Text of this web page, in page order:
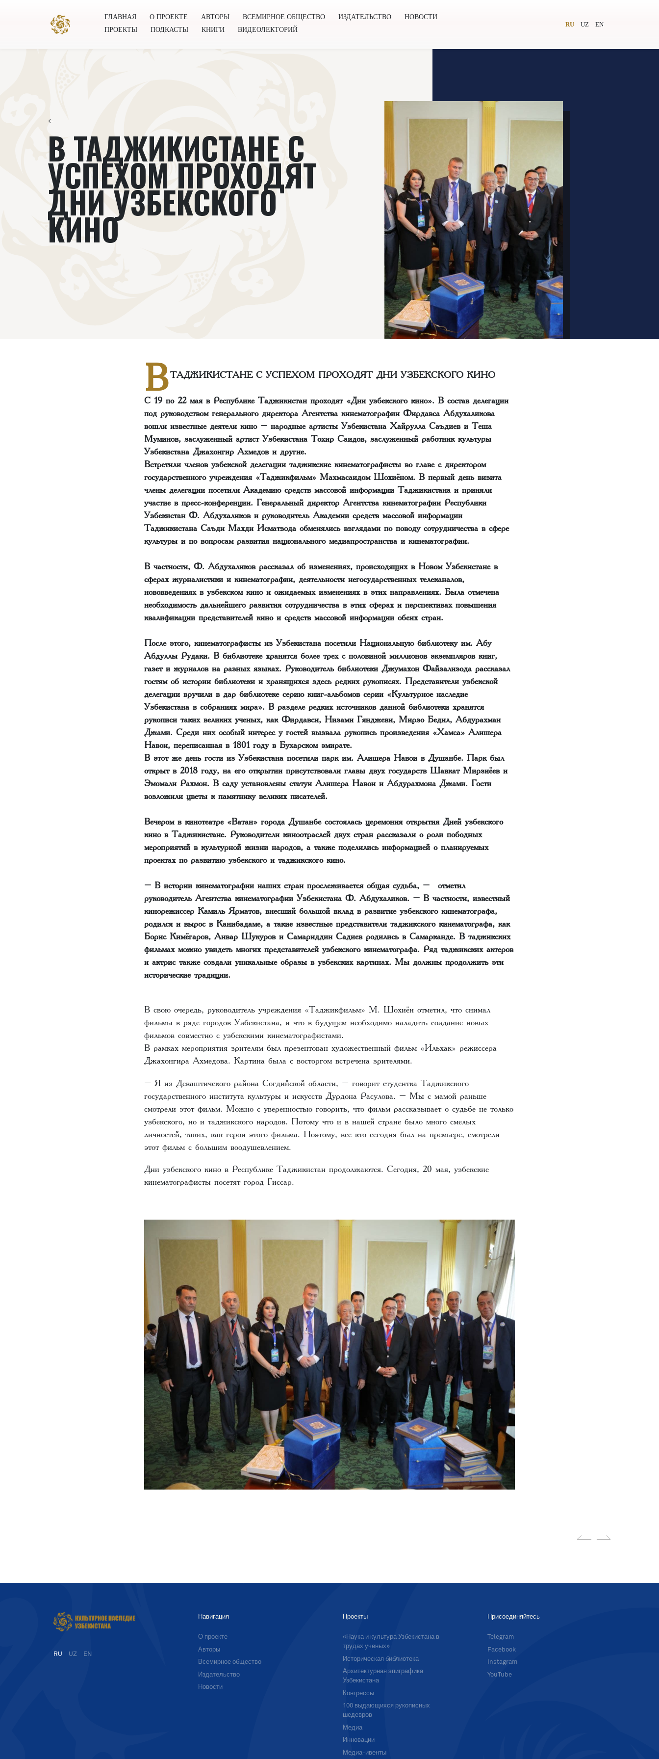
ГЛАВНАЯ О ПРОЕКТЕ АВТОРЫ ВСЕМИРНОЕ ОБЩЕСТВО ИЗДАТЕЛЬСТВО
НОВОСТИ
ПРОЕКТЫ
ПОДКАСТЫ КНИГИ ВИДЕОЛЕКТОРИЙ
RU UZ EN
←
В ТАДЖИКИСТАНЕ С
УСПЕХОМ ПРОХОДЯТ
ДНИ УЗБЕКСКОГО
КИНО
ВТАДЖИКИСТАНЕ С УСПЕХОМ ПРОХОДЯТ ДНИ УЗБЕКСКОГО КИНО
С 19 по 22 мая в Республике Таджикистан проходят «Дни узбекского кино». В состав делегации
под руководством генерального директора Агентства кинематографии Фирдавса Абдухаликова
вошли известные деятели кино – народные артисты Узбекистана Хайрулла Саъдиев и Теша
Муминов, заслуженный артист Узбекистана Тохир Саидов, заслуженный работник культуры
Узбекистана Джахонгир Ахмедов и другие.
Встретили членов узбекской делегации таджикские кинематографисты во главе с директором
государственного учреждения «Таджикфильм» Махмасаидом Шохиёном. В первый день визита
члены делегации посетили Академию средств массовой информации Таджикистана и приняли
участие в пресс-конференции. Генеральный директор Агентства кинематографии Республики
Узбекистан Ф. Абдухаликов и руководитель Академии средств массовой информации
Таджикистана Саъди Махди Исматзода обменялись взглядами по поводу сотрудничества в сфере
культуры и по вопросам развития национального медиапространства и кинематографии.
В частности, Ф. Абдухаликов рассказал об изменениях, происходящих в Новом Узбекистане в
сферах журналистики и кинематографии, деятельности негосударственных телеканалов,
нововведениях в узбекском кино и ожидаемых изменениях в этих направлениях. Была отмечена
необходимость дальнейшего развития сотрудничества в этих сферах и перспективах повышения
квалификации представителей кино и средств массовой информации обеих стран.
После этого, кинематографисты из Узбекистана посетили Национальную библиотеку им. Абу
Абдуллы Рудаки. В библиотеке хранятся более трех с половиной миллионов экземпляров книг,
газет и журналов на разных языках. Руководитель библиотеки Джумахон Файзализода рассказал
гостям об истории библиотеки и хранящихся здесь редких рукописях. Представители узбекской
делегации вручили в дар библиотеке серию книг-альбомов серии «Культурное наследие
Узбекистана в собраниях мира». В разделе редких источников данной библиотеки хранятся
рукописи таких великих ученых, как Фирдавси, Низами Гянджеви, Мирзо Бедил, Абдурахман
Джами. Среди них особый интерес у гостей вызвала рукопись произведения «Хамса» Алишера
Навои, переписанная в 1801 году в Бухарском эмирате.
В этот же день гости из Узбекистана посетили парк им. Алишера Навои в Душанбе. Парк был
открыт в 2018 году, на его открытии присутствовали главы двух государств Шавкат Мирзиёев и
Эмомали Рахмон. В саду установлены статуи Алишера Навои и Абдурахмона Джами. Гости
возложили цветы к памятнику великих писателей.
Вечером в кинотеатре «Ватан» города Душанбе состоялась церемония открытия Дней узбекского
кино в Таджикистане. Руководители киноотраслей двух стран рассказали о роли пободных
мероприятий в культурной жизни народов, а также поделились информацией о планируемых
проектах по развитию узбекского и таджикского кино.
– В истории кинематографии наших стран прослеживается общая судьба, – отметил
руководитель Агентства кинематографии Узбекистана Ф. Абдухаликов. – В частности, известный
кинорежиссер Камиль Ярматов, внесший большой вклад в развитие узбекского кинематографа,
родился и вырос в Канибадаме, а такие известные представители таджикского кинематографа, как
Борис Кимёгаров, Анвар Шукуров и Самариддин Садиев родились в Самарканде. В таджикских
фильмах можно увидеть многих представителей узбекского кинематографа. Ряд таджикских актеров
и актрис также создали уникальные образы в узбекских картинах. Мы должны продолжить эти
исторические традиции.
В свою очередь, руководитель учреждения «Таджикфильм» М. Шохиён отметил, что снимал
фильмы в ряде городов Узбекистана, и что в будущем необходимо наладить создание новых
фильмов совместно с узбекскими кинематографистами.
В рамках мероприятия зрителям был презентован художественный фильм «Ильхак» режиссера
Джахонгира Ахмедова. Картина была с восторгом встречена зрителями.
– Я из Деваштичского района Согдийской области, – говорит студентка Таджикского
государственного института культуры и искусств Дурдона Расулова. – Мы с мамой раньше
смотрели этот фильм. Можно с уверенностью говорить, что фильм рассказывает о судьбе не только
узбекского, но и таджикского народов. Потому что и в нашей стране было много смелых
личностей, таких, как герои этого фильма. Поэтому, все кто сегодня был на премьере, смотрели
этот фильм с большим воодушевлением.
Дни узбекского кино в Республике Таджикистан продолжаются. Сегодня, 20 мая, узбекские
кинематографисты посетят город Гиссар.
RU UZ EN
Навигация
О проекте
Авторы
Всемирное общество
Издательство
Новости
Проекты
«Наука и культура Узбекистана в
трудах ученых»
Историческая библиотека
Архитектурная эпиграфика
Узбекистана
Конгрессы
100 выдающихся рукописных
шедевров
Медиа
Инновации
Медиа-ивенты
Присоединяйтесь
Telegram
Facebook
Instagram
YouTube